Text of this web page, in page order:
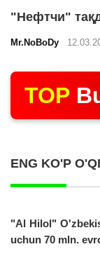
"Нефтчи"
Mr.NoBoDy
TOP
ENG KO'P
"Al Hilol"
uchun 70 mln.